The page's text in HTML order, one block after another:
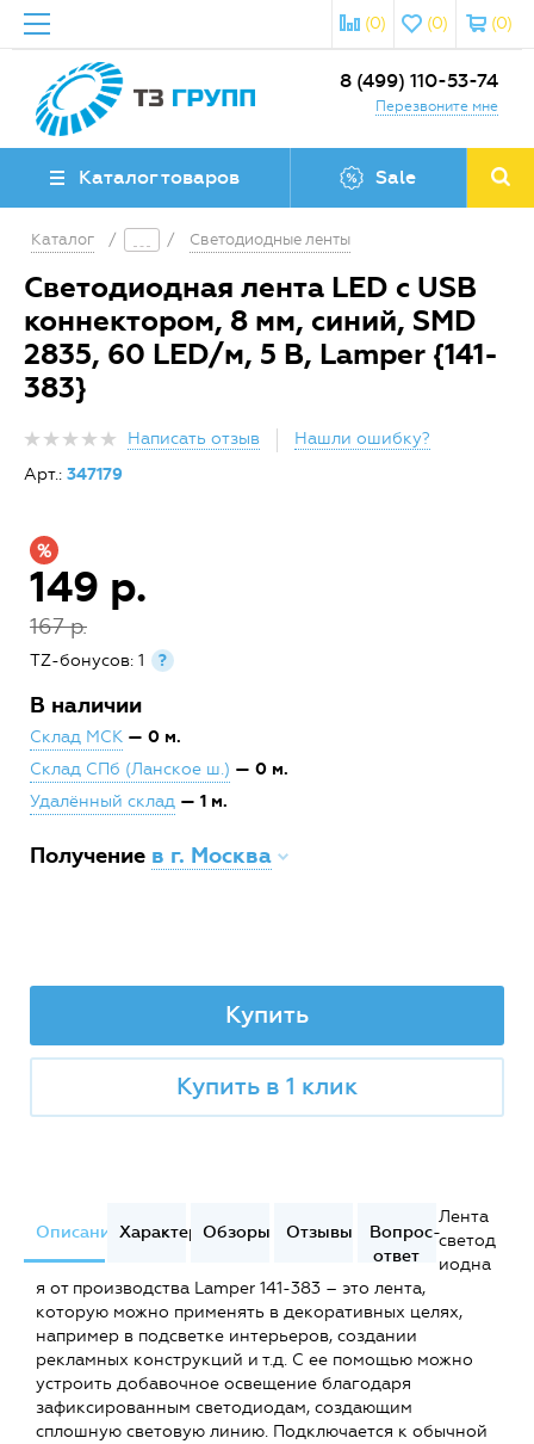
(0)
(0)
(0)
8 (499) 110-53-74
Перезвоните мне
Каталог товаров Sale
Каталог / / Светодиодные ленты
Светодиодная лента LED с USB
коннектором, 8 мм, синий, SMD
2835, 60 LED/м, 5 В, Lamper {141-
383}
Написать отзыв
Нашли ошибку?
Арт.: 347179
149 р.
167 р.
TZ-бонусов: 1 ?
В наличии
Склад МСК — 0 м.
Склад СПб (Ланское ш.) — 0 м.
Удалённый склад — 1 м.
Получение в г. Москва
Купить
Купить в 1 клик
ОписаниеХарактеристики
Обзоры Отзывы
Вопрос-
ответ
Лента
светод
иодна
я от производства Lamper 141-383 – это лента,
которую можно применять в декоративных целях,
например в подсветке интерьеров, создании
рекламных конструкций и т.д. С ее помощью можно
устроить добавочное освещение благодаря
зафиксированным светодиодам, создающим
сплошную световую линию. Подключается к обычной